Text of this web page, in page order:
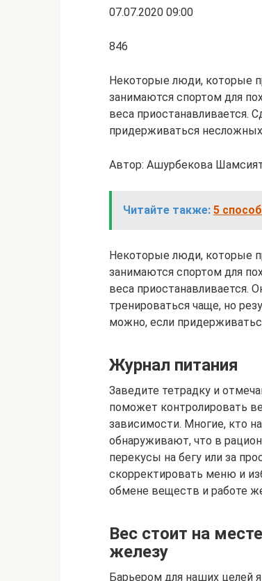
07.07.2020 09:00
846
Некоторые люди, которые
занимаются спортом для
веса приостанавливается.
придерживаться
Автор: Ашурбекова
Читайте также: 5
Некоторые люди, которые
занимаются спортом для
веса приостанавливается.
тренироваться чаще, но
можно, если
Журнал питания
Заведите тетрадку и
поможет контролировать
зависимости. Многие, кто
обнаруживают, что в
перекусы на бегу или за
скорректировать меню и
обмене веществ и работе
Вес стоит на
железу
Барьером для наших целей